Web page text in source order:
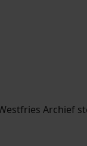
zoektips.
zoektips.
Archief
zoekopdracht te